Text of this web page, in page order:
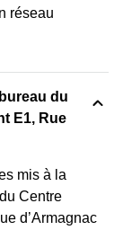
réseau
du
E1, Rue
mis à la
Centre
d’Armagnac